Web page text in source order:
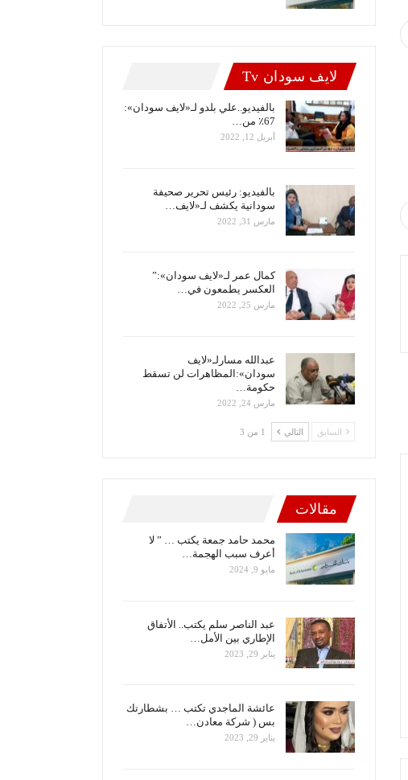
لايف سودان Tv
بالفيديو..علي بلدو لـ«لايف سودان»:
67٪ من…
أبريل 12, 2022
بالفيديو: رئيس تحرير صحيفة
سودانية يكشف لـ«لايف…
مارس 31, 2022
كمال عمر لـ«لايف سودان»:”
العكسر يطمعون في…
مارس 25, 2022
عبدالله مسارلـ«لايف
سودان»:المظاهرات لن تسقط
حكومة…
مارس 24, 2022
السابق التالي 1 من 3
مقالات
محمد حامد جمعة يكتب … ” لا
أعرف سبب الهجمة…
مايو 9, 2024
عبد الناصر سلم يكتب.. الأتفاق
الإطاري بين الأمل…
يناير 29, 2023
عائشة الماجدي تكتب … بشطارتك
بس ( شركة معادن…
يناير 29, 2023